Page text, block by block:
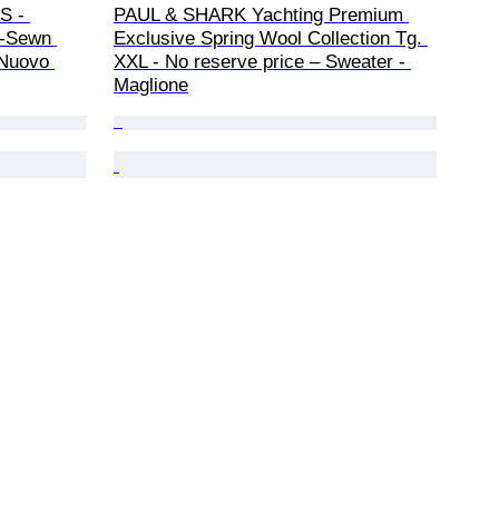
-
Sewn
PAUL & SHARK Yachting Premium
Exclusive Spring Wool Collection Tg.
XXL - No reserve price – Sweater -
Maglione